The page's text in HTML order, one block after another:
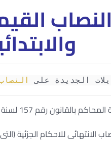
النصاب
الجديدة على
2024 اصبحت المحاكم الجزئية تنظر الدعاوى التى تبلغ قيمتها 200 الف جنيه .
للاحكام الجزئية (التى لا